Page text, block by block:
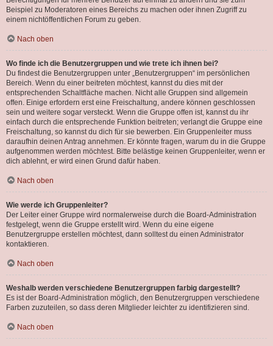
Beispiel zu Moderatoren eines Bereichs zu machen oder ihnen Zugriff zu
einem nichtöffentlichen Forum zu geben.
Nach oben
Wo finde ich die Benutzergruppen und wie trete ich ihnen bei?
Du findest die Benutzergruppen unter „Benutzergruppen“ im persönlichen
Bereich. Wenn du einer beitreten möchtest, kannst du dies mit der
entsprechenden Schaltfläche machen. Nicht alle Gruppen sind allgemein
offen. Einige erfordern erst eine Freischaltung, andere können geschlossen
sein und weitere sogar versteckt. Wenn die Gruppe offen ist, kannst du ihr
einfach durch die entsprechende Funktion beitreten; verlangt die Gruppe eine
Freischaltung, so kannst du dich für sie bewerben. Ein Gruppenleiter muss
daraufhin deinen Antrag annehmen. Er könnte fragen, warum du in die Gruppe
aufgenommen werden möchtest. Bitte belästige keinen Gruppenleiter, wenn er
dich ablehnt, er wird einen Grund dafür haben.
Nach oben
Wie werde ich Gruppenleiter?
Der Leiter einer Gruppe wird normalerweise durch die Board-Administration
festgelegt, wenn die Gruppe erstellt wird. Wenn du eine eigene
Benutzergruppe erstellen möchtest, dann solltest du einen Administrator
kontaktieren.
Nach oben
Weshalb werden verschiedene Benutzergruppen farbig dargestellt?
Es ist der Board-Administration möglich, den Benutzergruppen verschiedene
Farben zuzuteilen, so dass deren Mitglieder leichter zu identifizieren sind.
Nach oben